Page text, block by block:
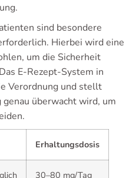
sind besondere
Hierbei wird eine
um die Sicherheit
E-Rezept-System in
Verordnung und stellt
überwacht wird, um
Erhaltungsdosis
30–80 mg/Tag